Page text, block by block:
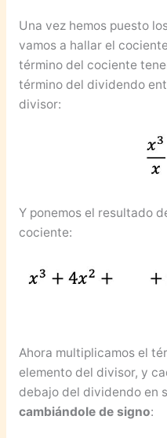
Una vez hemos puesto
vamos a hallar el
término del cociente
término del dividendo
divisor:
Y ponemos el resultado
cociente:
Ahora multiplicamos el
elemento del divisor, y
debajo del dividendo en
cambiándole de signo: